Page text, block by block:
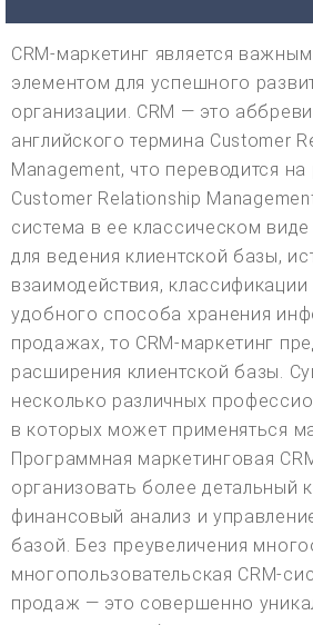
CRM-маркетинг является
элементом для успешного
организации. CRM — это
английского термина Customer
Management, что переводится
Customer Relationship
система в ее классическом
для ведения клиентской базы,
взаимодействия,
удобного способа хранения
продажах, то CRM-маркетинг
расширения клиентской базы.
несколько различных
в которых может применяться
Программная маркетинговая
организовать более детальный
финансовый анализ и
базой. Без преувеличения
многопользовательская CRM-
продаж — это совершенно